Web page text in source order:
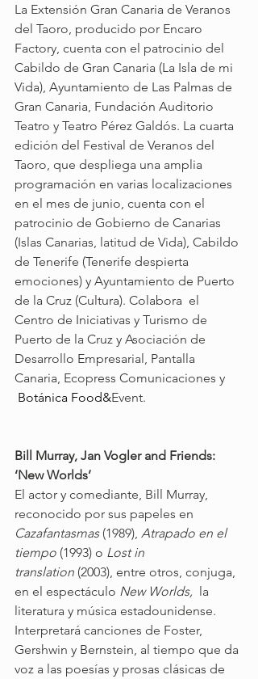
La Extensión Gran Canaria de Veranos
del Taoro, producido por Encaro
Factory, cuenta con el patrocinio del
Cabildo de Gran Canaria (La Isla de mi
Vida), Ayuntamiento de Las Palmas de
Gran Canaria, Fundación Auditorio
Teatro y Teatro Pérez Galdós. La cuarta
edición del Festival de Veranos del
Taoro, que despliega una amplia
programación en varias localizaciones
en el mes de junio, cuenta con el
patrocinio de Gobierno de Canarias
(Islas Canarias, latitud de Vida), Cabildo
de Tenerife (Tenerife despierta
emociones) y Ayuntamiento de Puerto
de la Cruz (Cultura). Colabora  el
Centro de Iniciativas y Turismo de
Puerto de la Cruz y Asociación de
Desarrollo Empresarial, Pantalla
Canaria, Ecopress Comunicaciones y
Botánica Food&Event.
Bill Murray, Jan Vogler and Friends:
‘New Worlds’
El actor y comediante, Bill Murray,
reconocido por sus papeles en
Cazafantasmas (1989), Atrapado en el
tiempo (1993) o Lost in
translation (2003), entre otros, conjuga,
en el espectáculo New Worlds, la
literatura y música estadounidense.
Interpretará canciones de Foster,
Gershwin y Bernstein, al tiempo que da
voz a las poesías y prosas clásicas de